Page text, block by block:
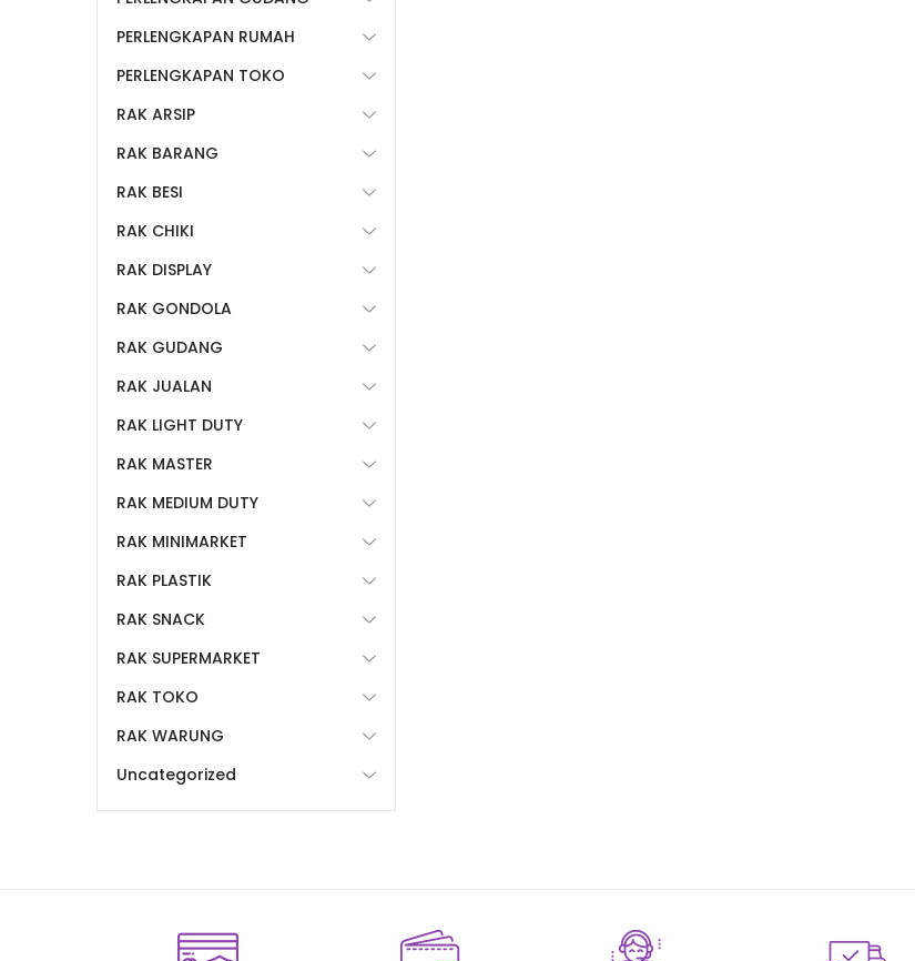
PERLENGKAPAN RUMAH
PERLENGKAPAN TOKO
RAK ARSIP
RAK BARANG
RAK BESI
RAK CHIKI
RAK DISPLAY
RAK GONDOLA
RAK GUDANG
RAK JUALAN
RAK LIGHT DUTY
RAK MASTER
RAK MEDIUM DUTY
RAK MINIMARKET
RAK PLASTIK
RAK SNACK
RAK SUPERMARKET
RAK TOKO
RAK WARUNG
Uncategorized